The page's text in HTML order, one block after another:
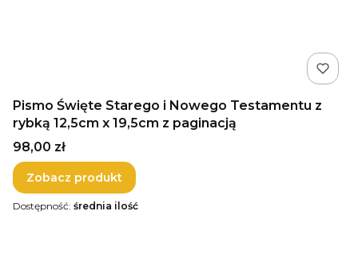
Pismo Święte Starego i Nowego Testamentu z
rybką 12,5cm x 19,5cm z paginacją
Cena
98,00 zł
Zobacz produkt
Dostępność: średnia ilość